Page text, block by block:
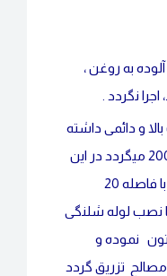
به روغن ،
نگردد .
و دائمی داشته
عامل جلوگیری از جذب 2002 میگردد در این
مواضع میتوان سطوح را با فاصله 20
نصب لوله شلنگی
نموده و
مصالح تزریق گردد